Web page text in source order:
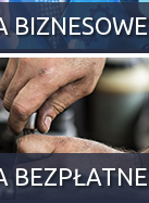
BIZNESOWE
BEZPŁATNE